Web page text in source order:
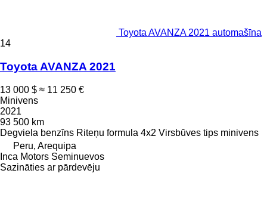
Toyota AVANZA 2021 automašīna
14
Toyota AVANZA 2021
13 000 $ ≈ 11 250 €
Minivens
2021
93 500 km
Degviela benzīns Riteņu formula 4x2 Virsbūves tips minivens
Peru, Arequipa
Inca Motors Seminuevos
Sazināties ar pārdevēju